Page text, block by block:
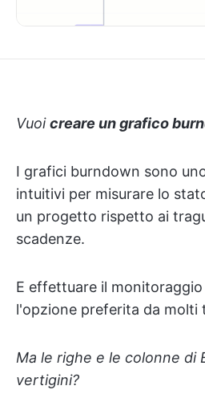
Vuoicreare un grafico
I grafici burndown sono
intuitivi per misurare lo
un progetto rispetto ai
scadenze.
E effettuare il monitoraggio
l'opzione preferita da molti
Ma le righe e le colonne di
vertigini?